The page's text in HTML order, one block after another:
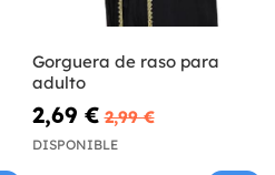
Gorguera de raso para
adulto
2,69 € 2,99 €
DISPONIBLE